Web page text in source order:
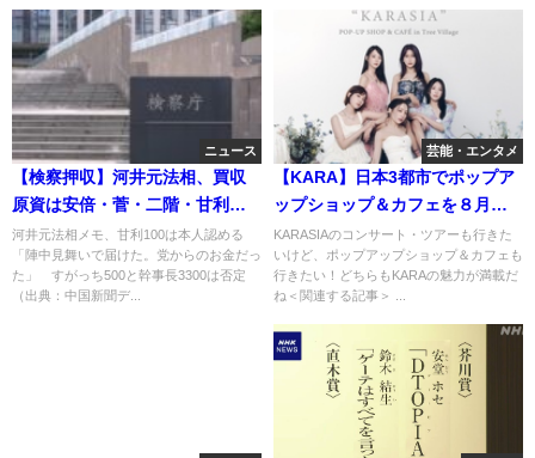
ニュース
【検察押収】河井元法相、買収
原資は安倍・菅・二階・甘利の4
人から6700万円のメモ押収。甘
利は認める。管・二階は無
言。。。安倍も当然無言ですが
河井元法相メモ、甘利100は本人認める
「陣中見舞いで届けた。党からのお金だっ
た」 すがっち500と幹事長3300は否定
（出典：中国新聞デ...
芸能・エンタメ
【KARA】日本3都市でポップア
ップショップ＆カフェを８月５
日オープン！ハラちゃんにも会
える！
KARASIAのコンサート・ツアーも行きた
いけど、ポップアップショップ＆カフェも
行きたい！どちらもKARAの魅力が満載だ
ね＜関連する記事＞ ...